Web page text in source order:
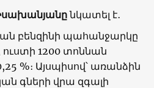
նկատել է․
բենզինի պահանջարկը
1200 տոննան
%։ Այսպիսով՝ առանձին
գների վրա զգալի